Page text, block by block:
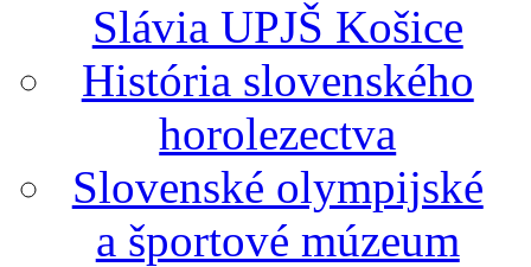
Slávia UPJŠ Košice
História slovenského
horolezectva
Slovenské olympijské
a športové múzeum